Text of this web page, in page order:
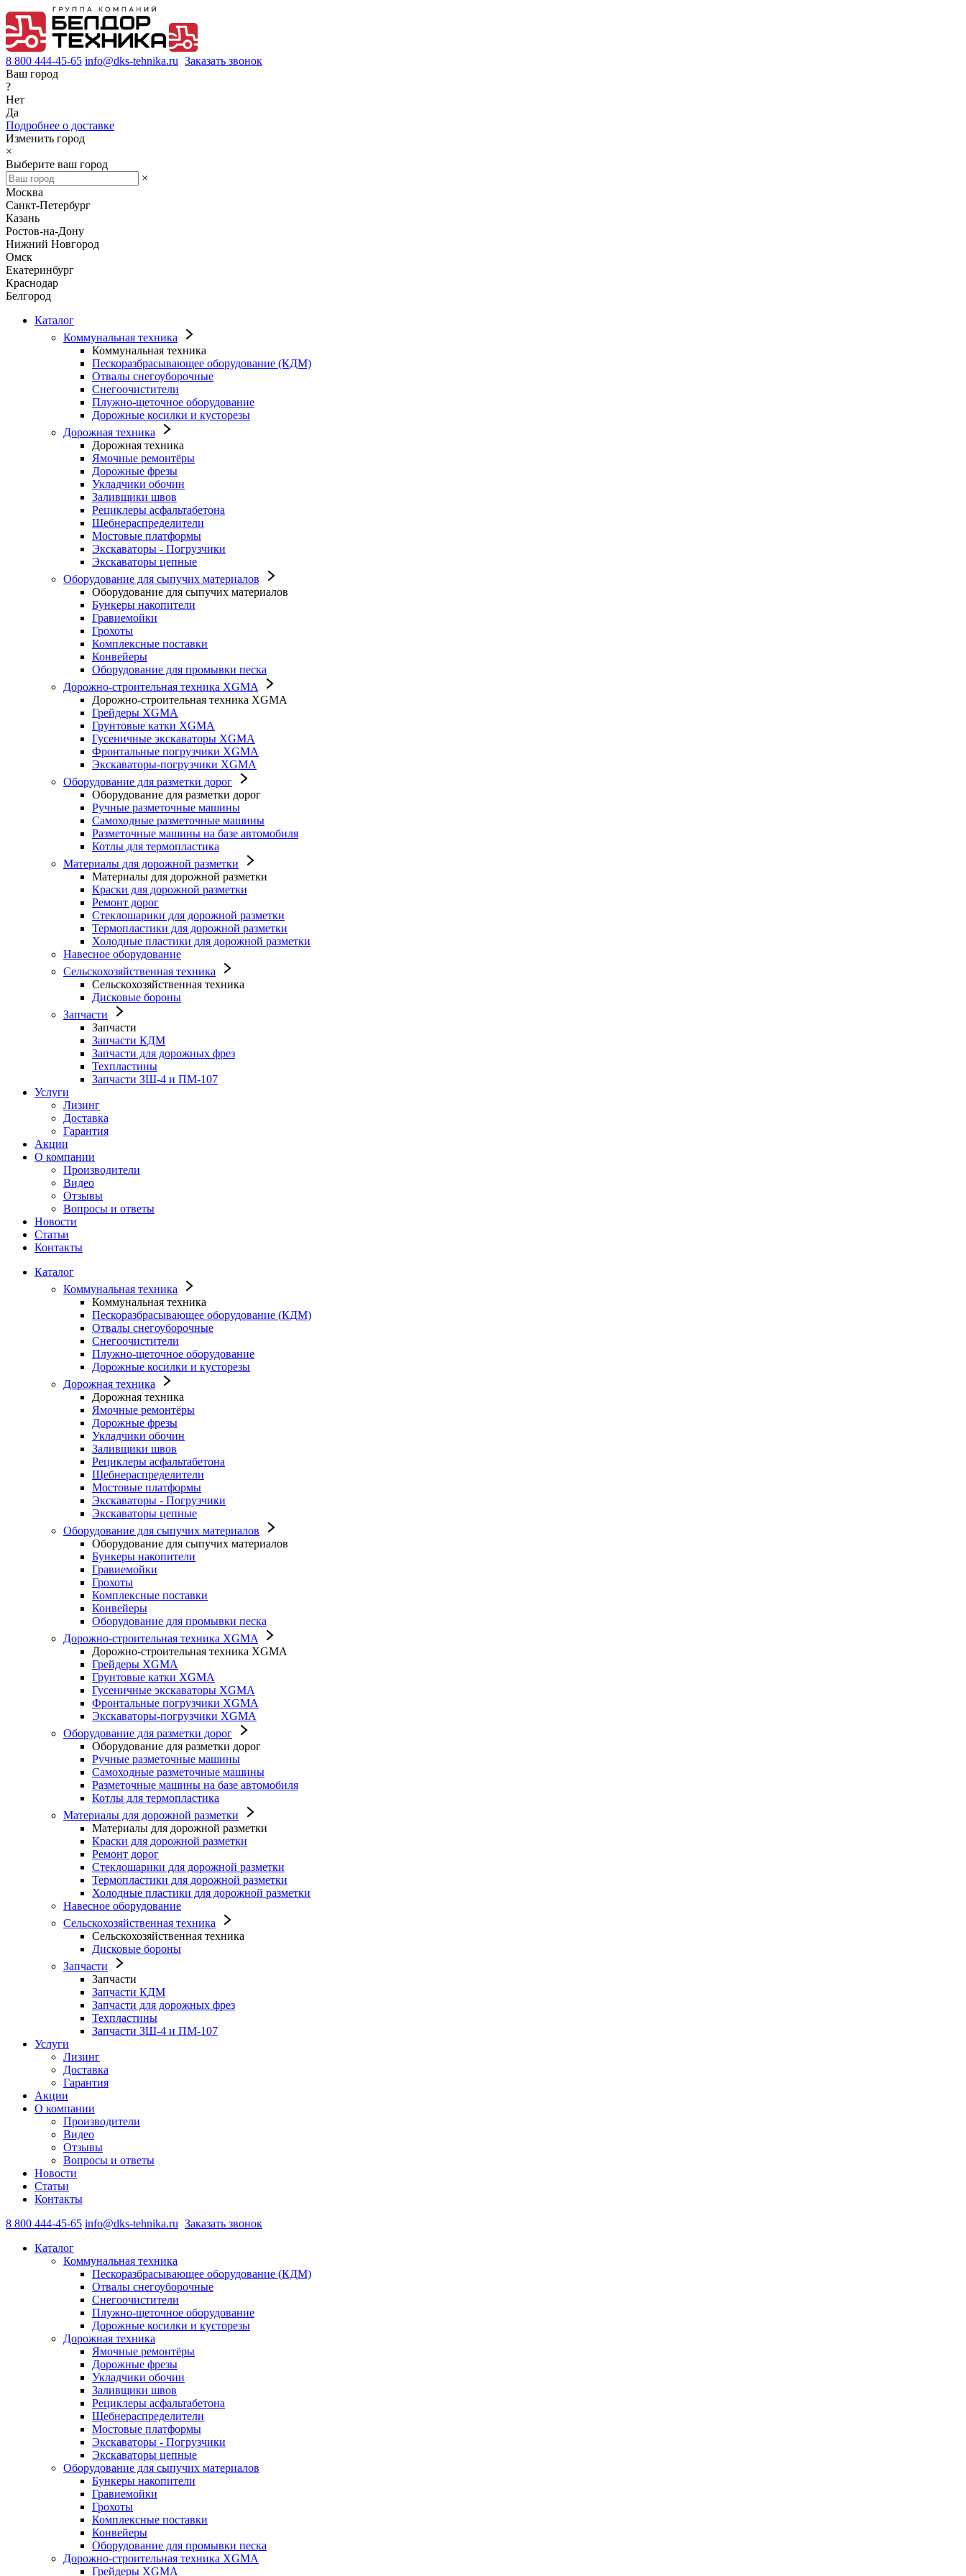
8 800 444-45-65 info@dks-tehnika.ru Заказать звонок
Ваш город
?
Нет
Да
Подробнее о доставке
Изменить город
×
Выберите ваш город
×
Москва
Санкт-Петербург
Казань
Ростов-на-Дону
Нижний Новгород
Омск
Екатеринбург
Краснодар
Белгород
Каталог
Коммунальная техника
Коммунальная техника
Пескоразбрасывающее оборудование (КДМ)
Отвалы снегоуборочные
Снегоочистители
Плужно-щеточное оборудование
Дорожные косилки и кусторезы
Дорожная техника
Дорожная техника
Ямочные ремонтёры
Дорожные фрезы
Укладчики обочин
Заливщики швов
Рециклеры асфальтабетона
Щебнераспределители
Мостовые платформы
Экскаваторы - Погрузчики
Экскаваторы цепные
Оборудование для сыпучих материалов
Оборудование для сыпучих материалов
Бункеры накопители
Гравиемойки
Грохоты
Комплексные поставки
Конвейеры
Оборудование для промывки песка
Дорожно-строительная техника XGMA
Дорожно-строительная техника XGMA
Грейдеры XGMA
Грунтовые катки XGMA
Гусеничные экскаваторы XGMA
Фронтальные погрузчики XGMA
Экскаваторы-погрузчики XGMA
Оборудование для разметки дорог
Оборудование для разметки дорог
Ручные разметочные машины
Самоходные разметочные машины
Разметочные машины на базе автомобиля
Котлы для термопластика
Материалы для дорожной разметки
Материалы для дорожной разметки
Краски для дорожной разметки
Ремонт дорог
Стеклошарики для дорожной разметки
Термопластики для дорожной разметки
Холодные пластики для дорожной разметки
Навесное оборудование
Сельскохозяйственная техника
Сельскохозяйственная техника
Дисковые бороны
Запчасти
Запчасти
Запчасти КДМ
Запчасти для дорожных фрез
Техпластины
Запчасти ЗШ-4 и ПМ-107
Услуги
Лизинг
Доставка
Гарантия
Акции
О компании
Производители
Видео
Отзывы
Вопросы и ответы
Новости
Статьи
Контакты
Каталог
Коммунальная техника
Коммунальная техника
Пескоразбрасывающее оборудование (КДМ)
Отвалы снегоуборочные
Снегоочистители
Плужно-щеточное оборудование
Дорожные косилки и кусторезы
Дорожная техника
Дорожная техника
Ямочные ремонтёры
Дорожные фрезы
Укладчики обочин
Заливщики швов
Рециклеры асфальтабетона
Щебнераспределители
Мостовые платформы
Экскаваторы - Погрузчики
Экскаваторы цепные
Оборудование для сыпучих материалов
Оборудование для сыпучих материалов
Бункеры накопители
Гравиемойки
Грохоты
Комплексные поставки
Конвейеры
Оборудование для промывки песка
Дорожно-строительная техника XGMA
Дорожно-строительная техника XGMA
Грейдеры XGMA
Грунтовые катки XGMA
Гусеничные экскаваторы XGMA
Фронтальные погрузчики XGMA
Экскаваторы-погрузчики XGMA
Оборудование для разметки дорог
Оборудование для разметки дорог
Ручные разметочные машины
Самоходные разметочные машины
Разметочные машины на базе автомобиля
Котлы для термопластика
Материалы для дорожной разметки
Материалы для дорожной разметки
Краски для дорожной разметки
Ремонт дорог
Стеклошарики для дорожной разметки
Термопластики для дорожной разметки
Холодные пластики для дорожной разметки
Навесное оборудование
Сельскохозяйственная техника
Сельскохозяйственная техника
Дисковые бороны
Запчасти
Запчасти
Запчасти КДМ
Запчасти для дорожных фрез
Техпластины
Запчасти ЗШ-4 и ПМ-107
Услуги
Лизинг
Доставка
Гарантия
Акции
О компании
Производители
Видео
Отзывы
Вопросы и ответы
Новости
Статьи
Контакты
8 800 444-45-65 info@dks-tehnika.ru Заказать звонок
Каталог
Коммунальная техника
Пескоразбрасывающее оборудование (КДМ)
Отвалы снегоуборочные
Снегоочистители
Плужно-щеточное оборудование
Дорожные косилки и кусторезы
Дорожная техника
Ямочные ремонтёры
Дорожные фрезы
Укладчики обочин
Заливщики швов
Рециклеры асфальтабетона
Щебнераспределители
Мостовые платформы
Экскаваторы - Погрузчики
Экскаваторы цепные
Оборудование для сыпучих материалов
Бункеры накопители
Гравиемойки
Грохоты
Комплексные поставки
Конвейеры
Оборудование для промывки песка
Дорожно-строительная техника XGMA
Грейдеры XGMA